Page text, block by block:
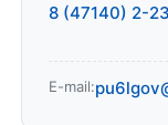
8 (47140) 2-
E-mail: